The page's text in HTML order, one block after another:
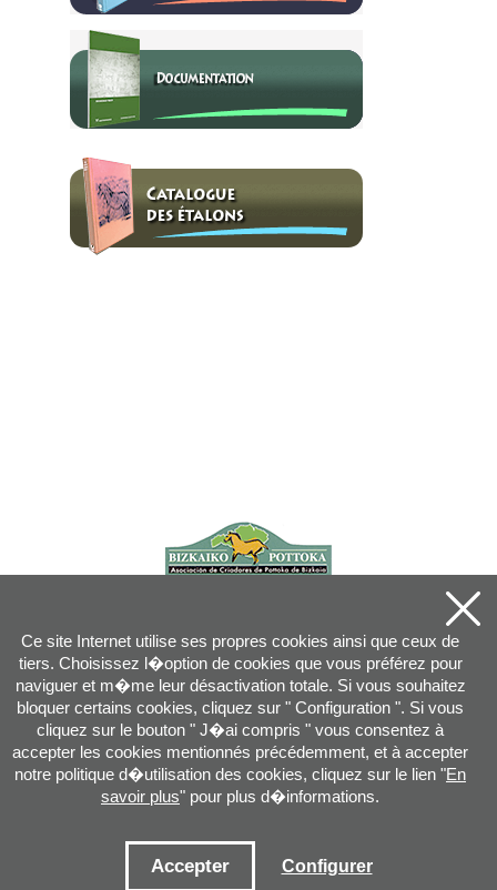
info@pottoka.info
Conditions d'Utilisation-Politique de Privacité-Politique des Cookies
Ce site Internet utilise ses propres cookies ainsi que ceux de
tiers. Choisissez l�option de cookies que vous préférez pour
naviguer et m�me leur désactivation totale. Si vous souhaitez
bloquer certains cookies, cliquez sur " Configuration ". Si vous
cliquez sur le bouton " J�ai compris " vous consentez à
accepter les cookies mentionnés précédemment, et à accepter
notre politique d�utilisation des cookies, cliquez sur le lien "En
savoir plus" pour plus d�informations.
Accepter Configurer